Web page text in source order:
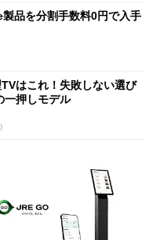
品を分割手数料0円で入手
はこれ！失敗しない選び
一押しモデル